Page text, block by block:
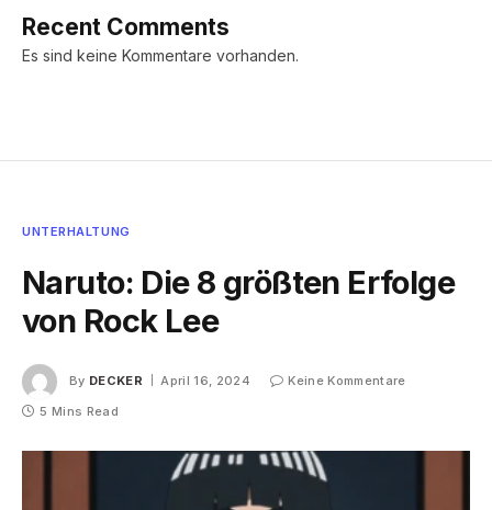
Recent Comments
Es sind keine Kommentare vorhanden.
UNTERHALTUNG
Naruto: Die 8 größten Erfolge
von Rock Lee
By DECKER April 16, 2024
Keine Kommentare
5 Mins Read